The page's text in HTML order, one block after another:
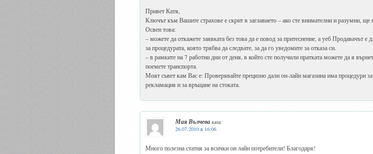
Привет Катя,
Ключът към Вашите страхове е скрит в заглавието – ако сте внимателни и разумни, ще
Освен това:
– можете да откажете заявката без това да е повод за притеснение, а уеб Продавачът
за процедурата, която трябва да следвате, за да го уведомите за отказа си.
– в рамките на 7 работни дни от деня, в който сте получили пратката можете да я
поемете транспорта.
Моят съвет кам Вас е: Проверявайте прецизно дали он-лайн магазина има процедури за
рекламация и за връщане на стоката.
Мая Вълчева каза:
26.07.2010 в 16:06
Много полезна статия за всички он лайн потребители! Благодаря!